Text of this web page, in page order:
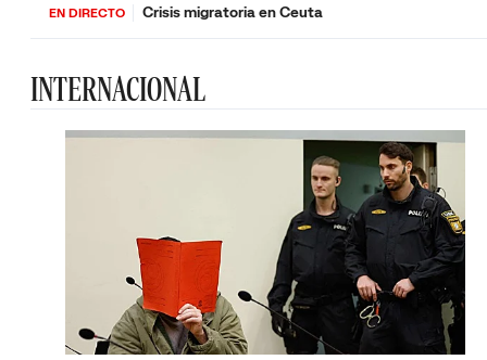
EN DIRECTO Crisis migratoria en Ceuta
INTERNACIONAL